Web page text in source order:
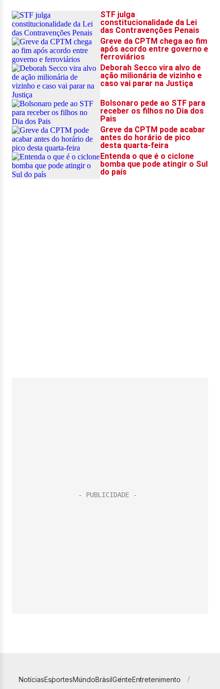
NotíciasEsportesMundoBrasilGenteEntretenimento